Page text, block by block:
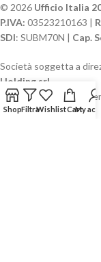
© 2026 Ufficio Italia
P.IVA: 03523210163 |
SDI: SUBM70N | Cap.
Società soggetta a
Holding srl
Via A. Ponti n. 4 –
24126 Bergamo
ShopFiltraWishlistCart
My